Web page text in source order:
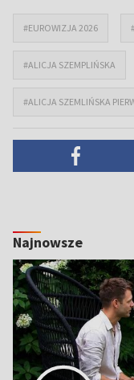
#EUROWIZJA 2026
#ALICJA SZEMPLIŃSKA
#ALICJA SZEMLIŃSKA
Najnowsze